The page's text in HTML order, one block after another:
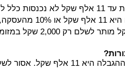
אלף, המגבלה
לשלם מעל זה במזומן, גם לא 10%".